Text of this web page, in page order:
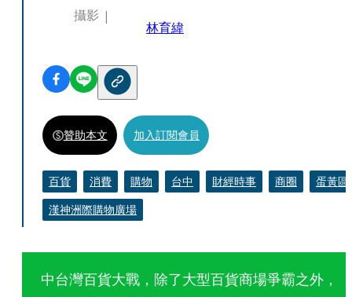
攝影
林育緯
贊助本文 加入訂閱會員
百貨 消費 購物 台中 財經時事 商圈
蛋黃區
漢神洲際購物廣場
中台灣百貨大戰，除了大型百貨商場爭霸之外，